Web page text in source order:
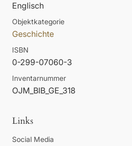
Englisch
Objektkategorie
Geschichte
ISBN
0-299-07060-3
Inventarnummer
OJM_BIB_GE_318
Links
Social Media